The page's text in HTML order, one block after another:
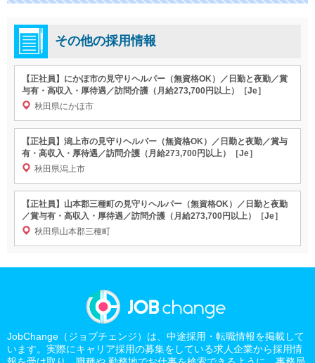
その他の採用情報
【正社員】にかほ市の見守りヘルパー（無資格OK）／日勤と夜勤／賞
与有・高収入・厚待遇／訪問介護（月給273,700円以上）［Je］
秋田県にかほ市
【正社員】潟上市の見守りヘルパー（無資格OK）／日勤と夜勤／賞与
有・高収入・厚待遇／訪問介護（月給273,700円以上）［Je］
秋田県潟上市
【正社員】山本郡三種町の見守りヘルパー（無資格OK）／日勤と夜勤
／賞与有・高収入・厚待遇／訪問介護（月給273,700円以上）［Je］
秋田県山本郡三種町
JobChange（ジョブチェンジ）は、中途採用・転職情報を掲載して
います。実際にキャリア採用の募集をしている求人企業から採用情